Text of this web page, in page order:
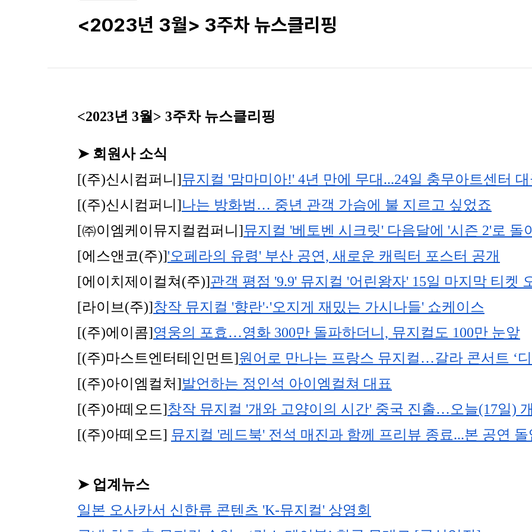
<2023년 3월> 3주차 뉴스클리핑
<2023년 3월> 3주차 뉴스클리핑
➤ 회원사 소식
[(주)신시컴퍼니]뮤지컬 '맘마미아!' 4년 만에 무대...24일 충무아트센터
[(주)신시컴퍼니]나는 방화범… 중년 관객 가슴에 불 지르고 싶었죠
[㈜이엠케이뮤지컬컴퍼니]뮤지컬 '베토벤 시크릿' 다음달에 '시즌 2'로 돌
[에스앤코(주)]'오페라의 유령' 부산 공연, 새로운 캐릭터 포스터 공개
[에이치제이컬쳐(주)]관객 평점 '9.9' 뮤지컬 '어린왕자' 15일 마지막 티켓
[라이브(주)]창작 뮤지컬 '향란'·'오지게 재밌는 가시나들' 쇼케이스
[(주)에이콤]영웅의 포효…영화 300만 돌파하더니, 뮤지컬도 100만 눈앞
[(주)마스트엔터테인먼트]원어로 만나는 프랑스 뮤지컬…갈라 콘서트 ‘
[(주)아이엠컬처]발언하는 정인석 아이엠컬쳐 대표
[(주)아떼오드]창작 뮤지컬 '개와 고양이의 시간' 중국 진출…오늘(17일)
[(주)아떼오드] 뮤지컬 '레드북' 전석 매진과 함께 프리뷰 종료...본 공연 돌
➤ 업계뉴스
일본 오사카서 신한류 콘텐츠 'K-뮤지컬' 상영회